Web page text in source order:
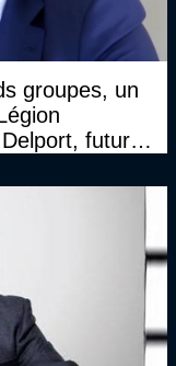
groupes, un
futur